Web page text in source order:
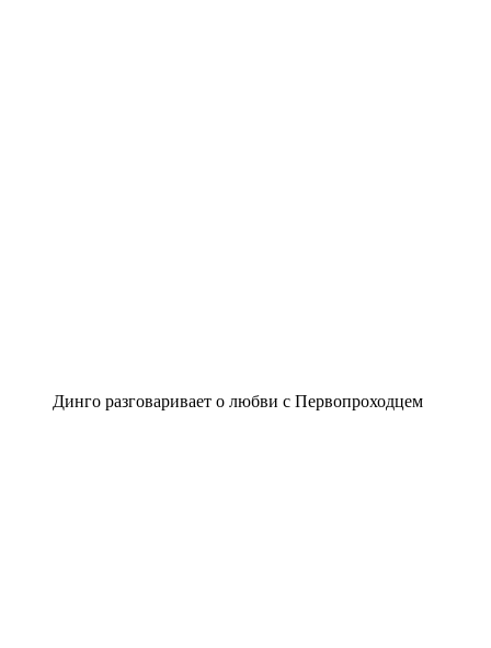
Динго разговаривает о любви с Первопроходцем